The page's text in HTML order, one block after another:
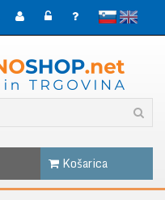
slovenskoEnglish
Košarica